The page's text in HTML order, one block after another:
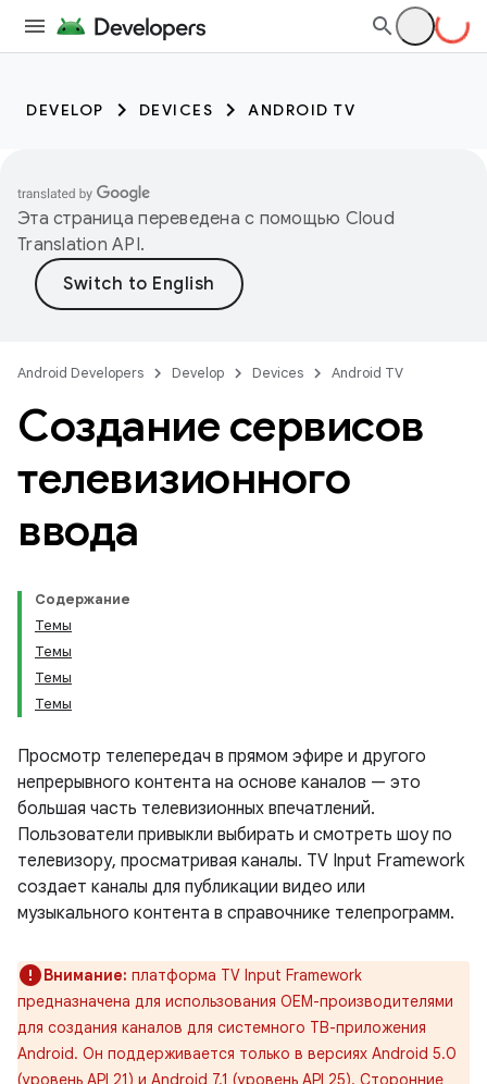
DEVELOP DEVICES ANDROID TV
Эта страница переведена с помощью Cloud
Translation API.
Android Developers Develop Devices Android TV
Создание сервисов
телевизионного
ввода
Содержание
Темы
Темы
Темы
Темы
Просмотр телепередач в прямом эфире и другого
непрерывного контента на основе каналов — это
большая часть телевизионных впечатлений.
Пользователи привыкли выбирать и смотреть шоу по
телевизору, просматривая каналы. TV Input Framework
создает каналы для публикации видео или
музыкального контента в справочнике телепрограмм.
Внимание: платформа TV Input Framework
предназначена для использования OEM-производителями
для создания каналов для системного ТВ-приложения
Android. Он поддерживается только в версиях Android 5.0
(уровень API 21) и Android 7.1 (уровень API 25). Сторонние